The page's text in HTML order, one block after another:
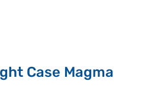
Case Magma